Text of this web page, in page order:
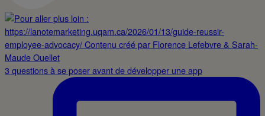
3 questions à se poser avant de développer une app